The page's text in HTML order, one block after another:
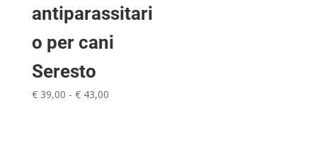
antiparassitari
o per cani
Seresto
€39,00 - €43,00Fascia